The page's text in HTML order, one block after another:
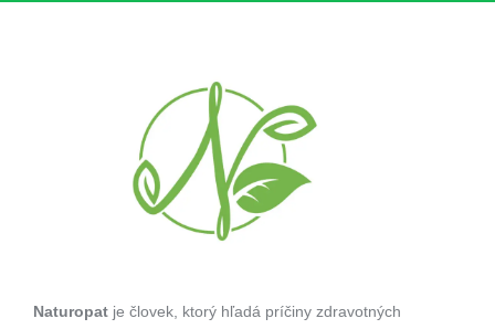
Naturopat je človek, ktorý hľadá príčiny zdravotných